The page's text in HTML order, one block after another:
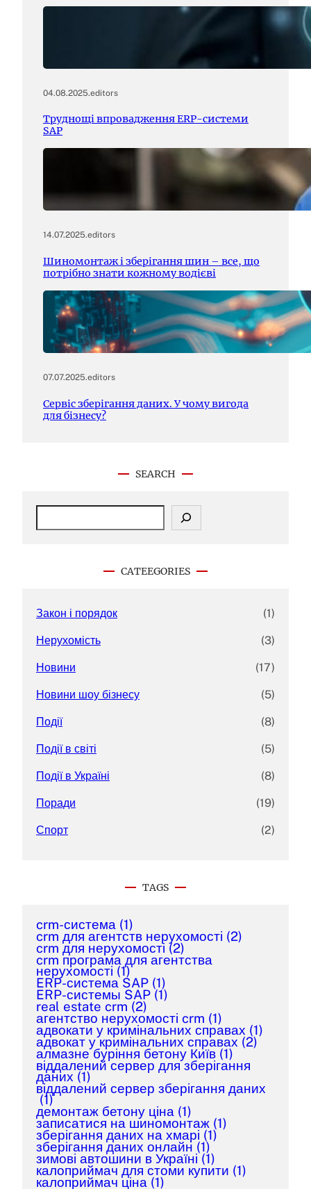
04.08.2025.editors
Труднощі впровадження ERP-системи
SAP
14.07.2025.editors
Шиномонтаж і зберігання шин – все, що
потрібно знати кожному водієві
07.07.2025.editors
Сервіс зберігання даних. У чому вигода
для бізнесу?
SEARCH
S
CATEEGORIES
Закон і порядок (1)
Нерухомість (3)
Новини (17)
Новини шоу бізнесу (5)
Події (8)
Події в світі (5)
Події в Україні (8)
Поради (19)
Спорт (2)
TAGS
crm-система (1)
crm для агентств нерухомості (2)
crm для нерухомості (2)
crm програма для агентства
нерухомості (1)
ERP-система SAP (1)
ERP-системы SAP (1)
real estate crm (2)
агентство нерухомості crm (1)
адвокати у кримінальних справах (1)
адвокат у кримінальних справах (2)
алмазне буріння бетону Київ (1)
віддалений сервер для зберігання
даних (1)
віддалений сервер зберігання даних
(1)
демонтаж бетону ціна (1)
записатися на шиномонтаж (1)
зберігання даних на хмарі (1)
зберігання даних онлайн (1)
зимові автошини в Україні (1)
калоприймач для стоми купити (1)
калоприймач ціна (1)